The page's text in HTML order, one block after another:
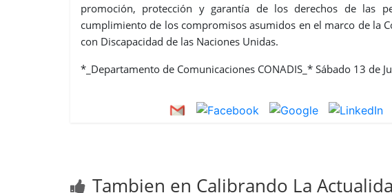
promoción, protección y garantía de los derechos de las
cumplimiento de los compromisos asumidos en el marco de la
con Discapacidad de las Naciones Unidas.
*_Departamento de Comunicaciones CONADIS_* Sábado 13 de
Tambien en Calibrando La